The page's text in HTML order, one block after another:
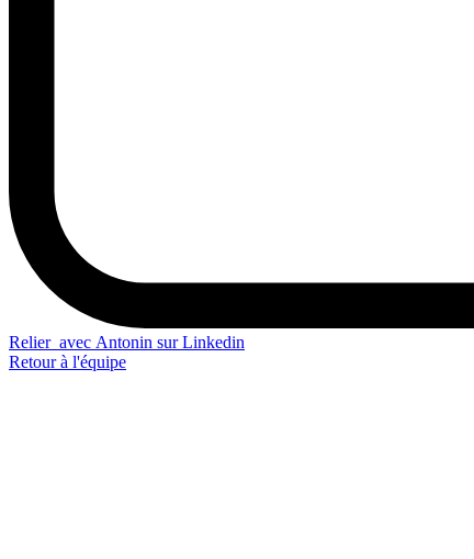
Relier avec Antonin sur Linkedin
Retour à l'équipe